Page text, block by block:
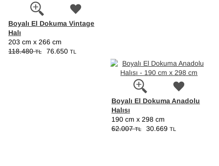
Boyalı El Dokuma Vintage
Halı
203 cm x 266 cm
118.480TL 76.650 TL
Boyalı El Dokuma Anadolu
Halısı
190 cm x 298 cm
62.007TL 30.669 TL